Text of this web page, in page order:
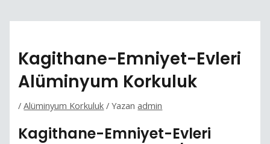
Kagithane-Emniyet-Evleri
Alüminyum Korkuluk
/Alüminyum Korkuluk / Yazan admin
Kagithane-Emniyet-Evleri